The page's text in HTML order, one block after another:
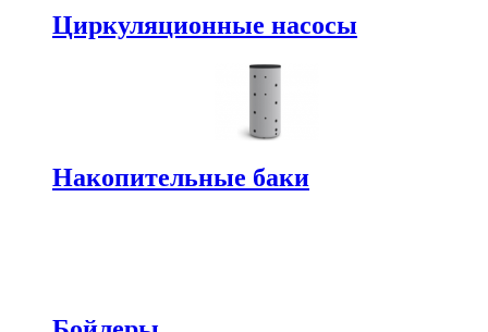
Циркуляционные насосы
Накопительные баки